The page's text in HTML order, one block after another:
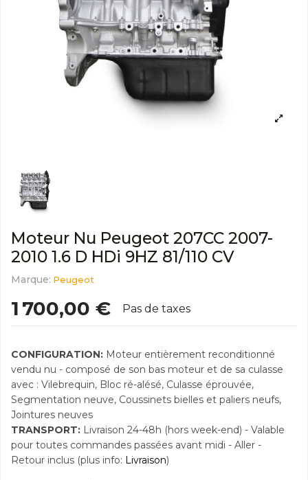
Moteur Nu Peugeot 207CC 2007-
2010 1.6 D HDi 9HZ 81/110 CV
Marque: Peugeot
1 700,00 € Pas de taxes
CONFIGURATION: Moteur entièrement reconditionné
vendu nu - composé de son bas moteur et de sa culasse
avec : Vilebrequin, Bloc ré-alésé, Culasse éprouvée,
Segmentation neuve, Coussinets bielles et paliers neufs,
Jointures neuves
TRANSPORT: Livraison 24-48h (hors week-end) - Valable
pour toutes commandes passées avant midi - Aller -
Retour inclus (plus info: Livraison)